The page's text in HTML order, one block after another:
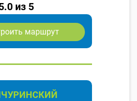
из 5
маршрут